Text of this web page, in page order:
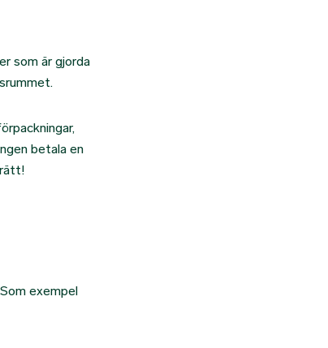
som är gjorda
betala en
exempel